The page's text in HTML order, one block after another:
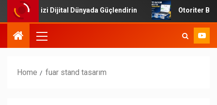
İşletmenizi Dijital Dünyada Güçlendirin Otoriter
Home fuar stand tasarım